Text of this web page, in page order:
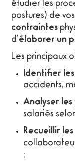
étudier les
postures) de
contraintes
d’ élaborer un
Les principaux
Identifier
accidents,
Analyser
salariés
Recueillir
;